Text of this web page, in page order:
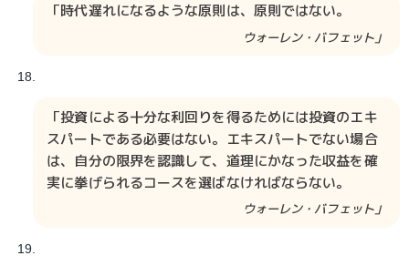
「時代遅れになるような原則は、原則ではない。
ウォーレン・バフェット」
「投資による十分な利回りを得るためには投資のエキ
スパートである必要はない。エキスパートでない場合
は、自分の限界を認識して、道理にかなった収益を確
実に拳げられるコースを選ばなければならない。
ウォーレン・バフェット」